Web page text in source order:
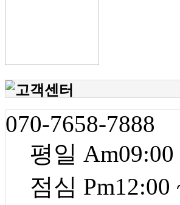
070-7658-7888
평일 Am09:00
점심 Pm12:00